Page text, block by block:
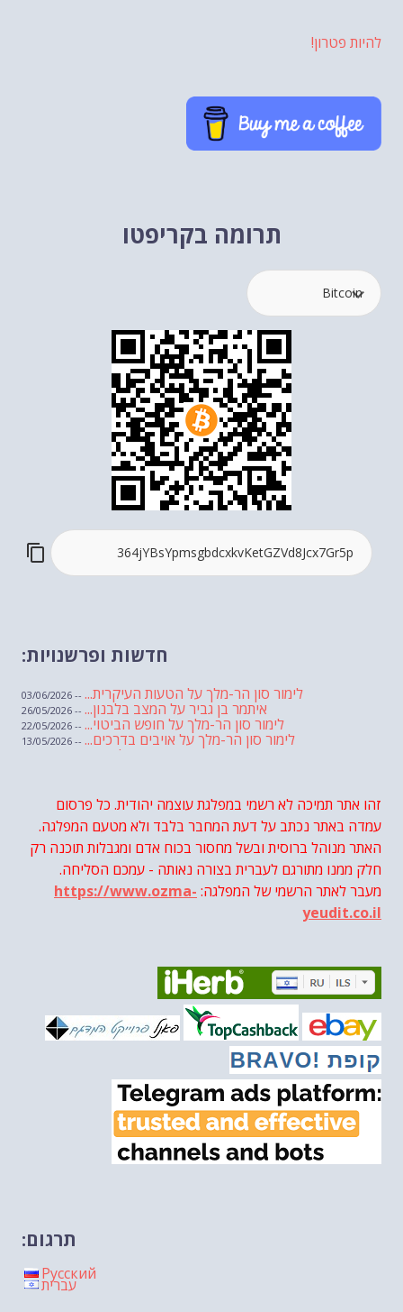
להיות פטרון!
תרומה בקריפטו
חדשות ופרשנויות:
לימור סון הר-מלך על הטעות העיקרית... -- 03/06/2026
איתמר בן גביר על המצב בלבנון... -- 26/05/2026
לימור סון הר-מלך על חופש הביטוי... -- 22/05/2026
לימור סון הר-מלך על אויבים בדרכים... -- 13/05/2026
שבועת אמונים לדעאש
לימור סון הר-מלך על חוק...-- 19/04/2026
מיכאל בן ארי על פרשת הת...
מיכאל בן ארי על פרשת הת... -- 10/04/2026
השר בן גביר במקום נפילת הטיל.... -- 06/04/2026
חוק עונש מוות למחבלים...-- 29/03/2026
מיכאל בן ארי על פרשת השבוע ת... -- 27/03/2026
מיכאל בן ארי על פרשת השבוע ת...-- 20/03/2026
מיכאל בן ארי על דילמת המנהיגות....
מיכאל בן ארי על פרשת הת...
מיכאל בן ארי על פרשת הת...
מיכאל בן ארי על פרשת הת...-- 13/02/2026
מיכאל בן ארי על פרשת השבוע ת...-- 06/02/2026
חלקם של היהודים הולך ופוחת....
מיכאל בן ארי על פרשת השבוע ת...
זהו אתר תמיכה לא רשמי במפלגת עוצמה יהודית. כל פרסום
עמדה באתר נכתב על דעת המחבר בלבד ולא מטעם המפלגה.
האתר מנוהל ברוסית ובשל מחסור בכוח אדם ומגבלות תוכנה רק
חלק ממנו מתורגם לעברית בצורה נאותה - עמכם הסליחה.
מעבר לאתר הרשמי של המפלגה: https://www.ozma-
yeudit.co.il
תרגום:
Русский
עברית